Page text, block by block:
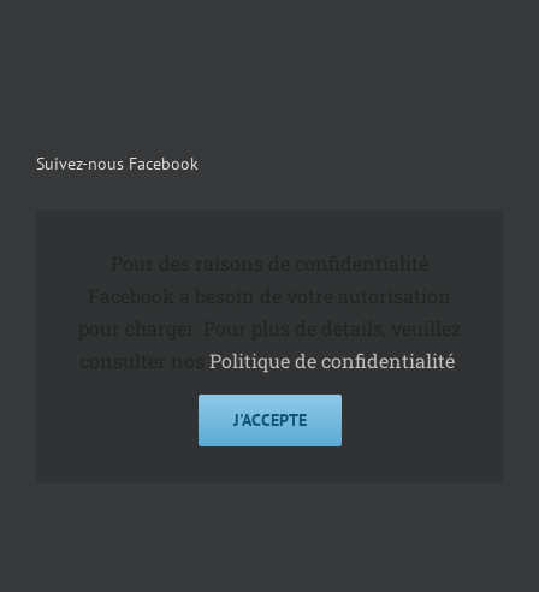
Suivez-nous Facebook
Politique de confidentialité
J'ACCEPTE